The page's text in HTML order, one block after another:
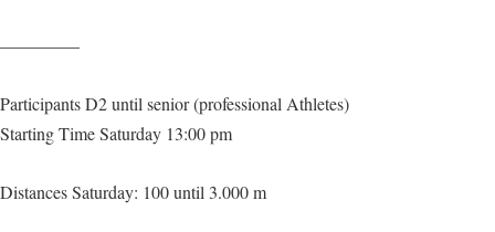
————–
Participants D2 until senior (professional Athletes)
Starting Time Saturday 13:00 pm
Distances Saturday: 100 until 3.000 m